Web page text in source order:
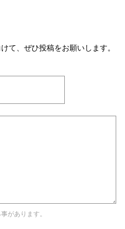
て、ぜひ投稿をお願いします。
があります。